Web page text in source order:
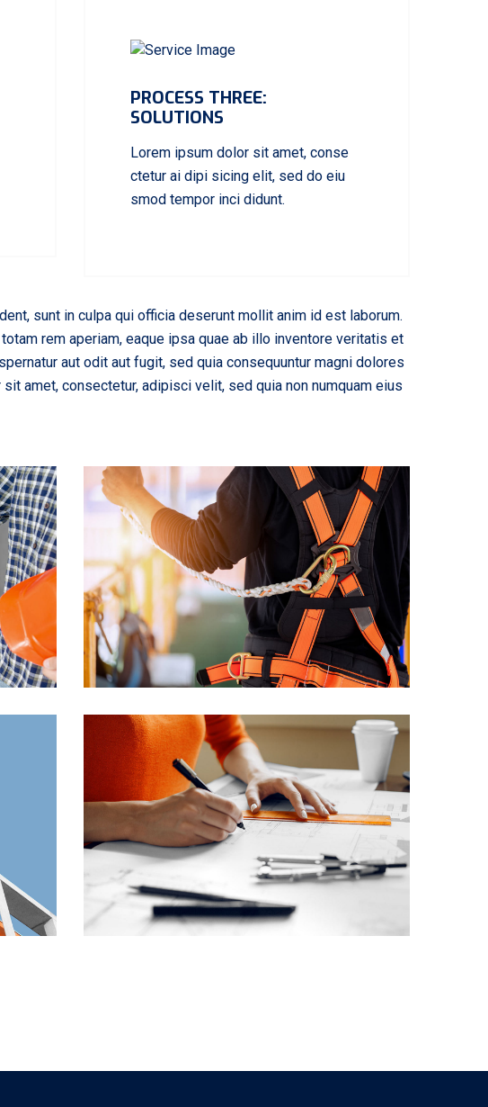
PROCESS THREE:
SOLUTIONS
Lorem ipsum dolor sit amet, conse
ctetur ai dipi sicing elit, sed do eiu
smod tempor inci didunt.
sunt in culpa qui officia deserunt mollit anim id est laborum.
rem aperiam, eaque ipsa quae ab illo inventore veritatis et
aut odit aut fugit, sed quia consequuntur magni dolores
amet, consectetur, adipisci velit, sed quia non numquam eius